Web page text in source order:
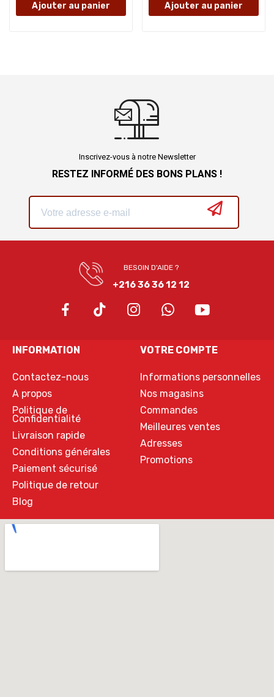
Ajouter au panier Ajouter au panier
Inscrivez-vous à notre Newsletter
RESTEZ INFORMÉ DES BONS PLANS !
BESOIN D'AIDE ?
+216 36 36 12 12
INFORMATION
Contactez-nous
A propos
Politique de
Confidentialité
Livraison rapide
Conditions générales
Paiement sécurisé
Politique de retour
Blog
VOTRE COMPTE
Informations personnelles
Nos magasins
Commandes
Meilleures ventes
Adresses
Promotions